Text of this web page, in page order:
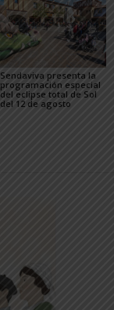
Sendaviva presenta la
programación especial
del eclipse total de Sol
del 12 de agosto